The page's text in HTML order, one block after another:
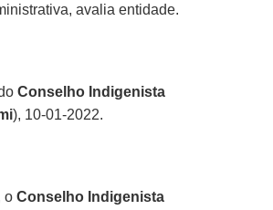
avalia entidade.
Conselho Indigenista
), 10-01-2022.
oConselho Indigenista